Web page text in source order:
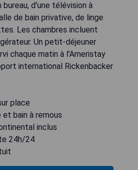
d'une télévision à
de bain privative, de linge
Les chambres incluent
Un petit-déjeuner
chaque matin à l'Ameristay
international Rickenbacker
place
bain à remous
inclus
24h/24